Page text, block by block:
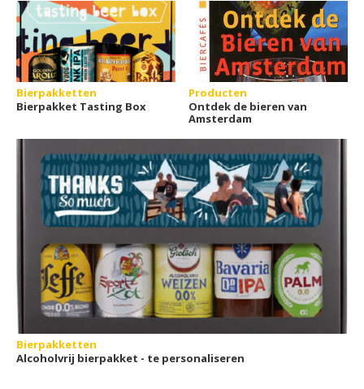
Bierpakketten
Bierpakket Tasting Box
Producten
Ontdek de bieren van
Amsterdam
Bierpakketten
Alcoholvrij bierpakket - te personaliseren